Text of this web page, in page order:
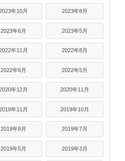
年10月 2023年8月
2023年6月 2023年5月
年11月 2022年8月
2022年6月 2022年5月
年12月 2020年11月
年11月 2019年10月
2019年8月 2019年7月
2019年5月 2019年3月